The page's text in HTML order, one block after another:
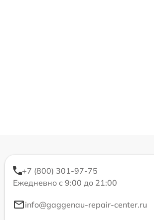
+7 (800) 301-97-75
Ежедневно с 9:00 до 21:00
info@gaggenau-repair-center.ru